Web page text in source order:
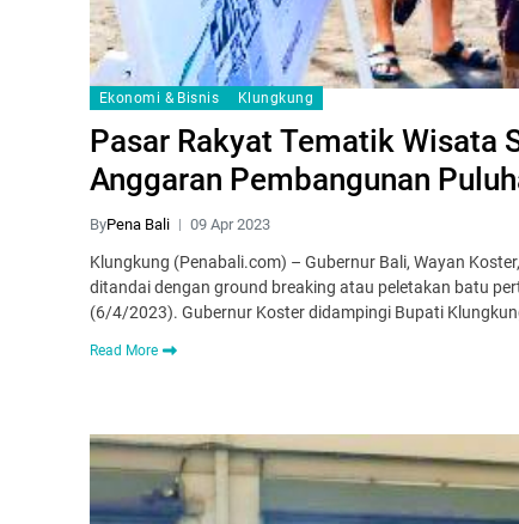
Ekonomi & Bisnis Klungkung
Pasar Rakyat Tematik Wisata
Anggaran Pembangunan
ByPena Bali 09 Apr 2023
Klungkung (Penabali.com) – Gubernur Bali, Wayan
ditandai dengan ground breaking atau peletakan batu
(6/4/2023). Gubernur Koster didampingi Bupati
Read More